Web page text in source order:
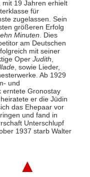
mit 19 Jahren erhielt
für
zugelassen. Sein
größeren Erfolg
Minuten . Dies
am Deutschen
mit seiner
Oper Judith
, sowie Lieder,
Ab 1929
und
erntete Gronostay
er die Jüdin
das Ehepaar vor
und fand in
Unterschlupf
1937 starb Walter
▲